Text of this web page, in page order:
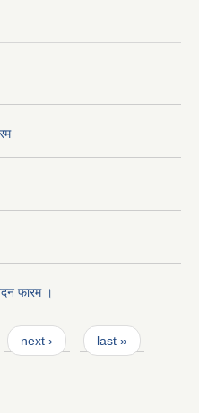
फारम ।
next › last »